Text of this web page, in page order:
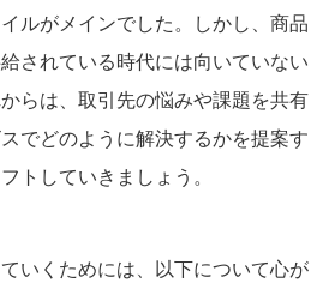
ルがメインでした。しかし、商品
されている時代には向いていない
らは、取引先の悩みや課題を共有
でどのように解決するかを提案す
トしていきましょう。
いくためには、以下について心が